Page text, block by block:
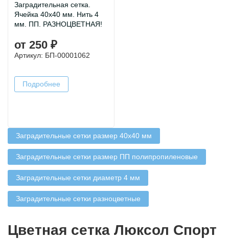
Заградительная сетка.
Ячейка 40х40 мм. Нить 4
мм. ПП. РАЗНОЦВЕТНАЯ!
от 250 ₽
Артикул: БП-00001062
Подробнее
Заградительные сетки размер 40х40 мм
Заградительные сетки размер ПП полипропиленовые
Заградительные сетки диаметр 4 мм
Заградительные сетки разноцветные
Цветная сетка Люксол Спорт